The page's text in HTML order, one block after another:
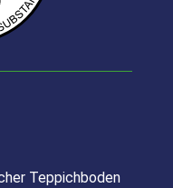
Teppichboden